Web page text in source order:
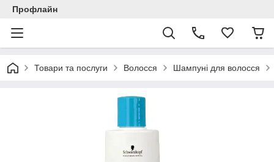
Профлайн
Товари та послуги Волосся Шампуні для волосся